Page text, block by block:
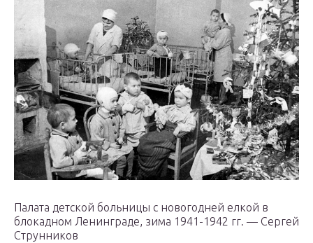
Палата детской больницы с новогодней елкой в
блокадном Ленинграде, зима 1941-1942 гг. — Сергей
Струнников